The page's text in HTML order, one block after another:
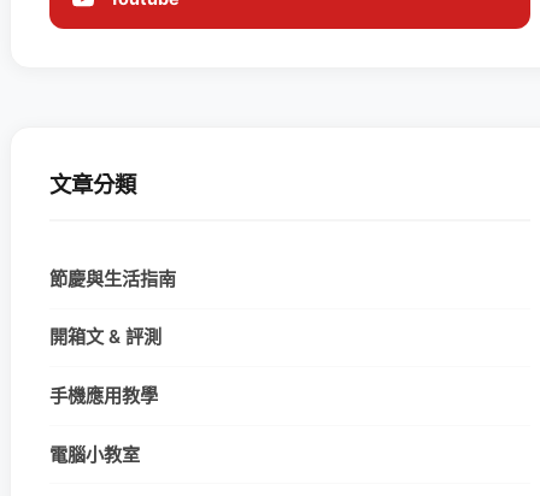
文章分類
節慶與生活指南
開箱文 & 評測
手機應用教學
電腦小教室